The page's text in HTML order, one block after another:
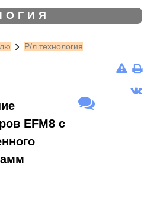
Р/л технология
EFM8 с